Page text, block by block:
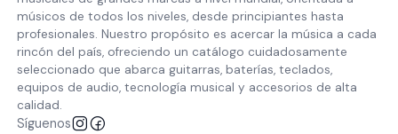
músicos de todos los niveles, desde principiantes hasta
profesionales. Nuestro propósito es acercar la música a cada
rincón del país, ofreciendo un catálogo cuidadosamente
seleccionado que abarca guitarras, baterías, teclados,
equipos de audio, tecnología musical y accesorios de alta
calidad.
Síguenos